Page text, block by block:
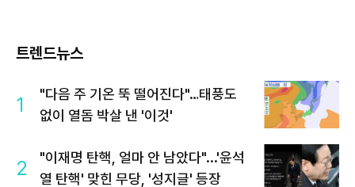
트렌드뉴스
1
"다음 주 기온 뚝 떨어진다"…태풍도
없이 열돔 박살 낸 '이것'
2
"이재명 탄핵, 얼마 안 남았다"...'윤석
열 탄핵' 맞힌 무당, '성지글' 등장